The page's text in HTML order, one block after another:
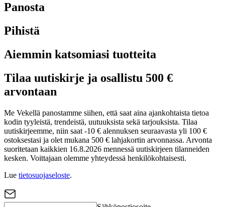
Panosta
Pihistä
Aiemmin katsomiasi tuotteita
Tilaa uutiskirje ja osallistu 500 €
arvontaan
Me Vekellä panostamme siihen, että saat aina ajankohtaista tietoa
kodin tyyleistä, trendeistä, uutuuksista sekä tarjouksista. Tilaa
uutiskirjeemme, niin saat -10 € alennuksen seuraavasta yli 100 €
ostoksestasi ja olet mukana 500 € lahjakortin arvonnassa. Arvonta
suoritetaan kaikkien 16.8.2026 mennessä uutiskirjeen tilanneiden
kesken. Voittajaan olemme yhteydessä henkilökohtaisesti.
Lue tietosuojaseloste.